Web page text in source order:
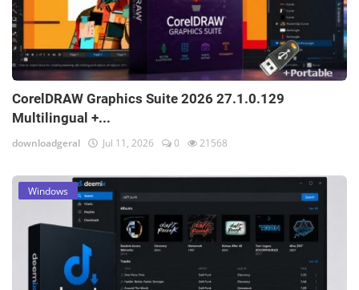
CorelDRAW Graphics Suite 2026 27.1.0.129
Multilingual +...
downloadgeral Jul 11, 2026 0 21568
Windows